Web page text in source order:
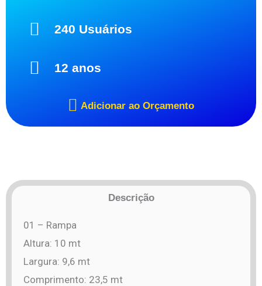
240 Usuários
12 anos
Adicionar ao Orçamento
Descrição
01 – Rampa
Altura: 10 mt
Largura: 9,6 mt
Comprimento: 23,5 mt